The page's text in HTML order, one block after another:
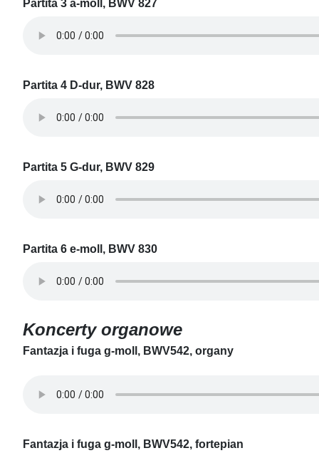
Partita 3 a-moll, BWV 827
Partita 4 D-dur, BWV 828
Partita 5 G-dur, BWV 829
Partita 6 e-moll, BWV 830
Koncerty organowe
Fantazja i fuga g-moll, BWV542, organy
Fantazja i fuga g-moll, BWV542, fortepian